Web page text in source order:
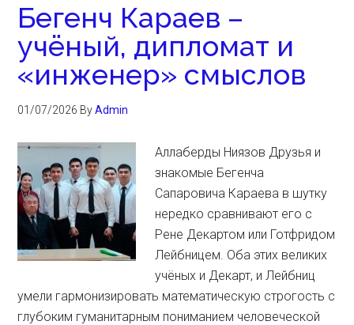
Бегенч Караев –
учёный, дипломат и
«инженер» смыслов
01/07/2026 ByAdmin
Аллаберды Ниязов Друзья и
знакомые Бегенча
Сапаровича Караева в шутку
нередко сравнивают его с
Рене Декартом или Готфридом
Лейбницем. Оба этих великих
учёных и Декарт, и Лейбниц
умели гармонизировать математическую строгость с
глубоким гуманитарным пониманием человеческой